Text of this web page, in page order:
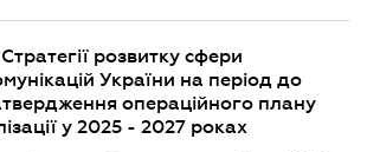
розвитку сфери
України на період до
операційного плану
у 2025 - 2027 роках